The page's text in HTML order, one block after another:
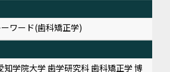
ワード(歯科矯正学)
知学院大学 歯学研究科 歯科矯正学 博